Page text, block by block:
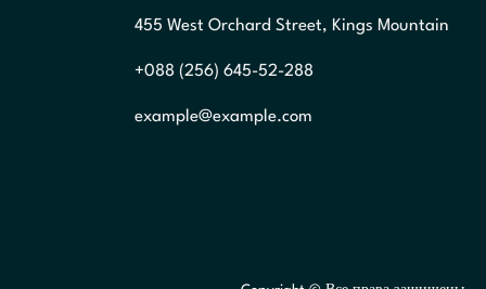
455 West Orchard Street, Kings Mountain
+088 (256) 645-52-288
example@example.com